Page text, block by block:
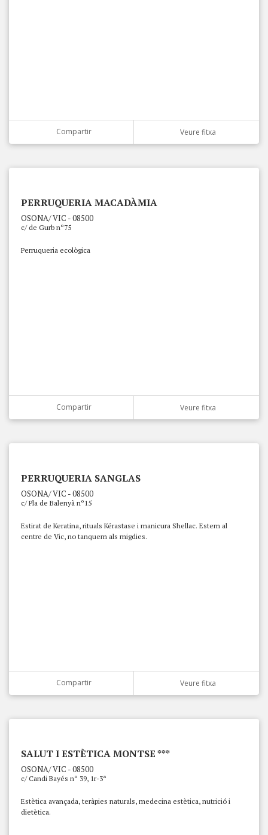
Compartir Veure fitxa
PERRUQUERIA MACADÀMIA
OSONA/ VIC - 08500
c/ de Gurb nº75
Perruqueria ecològica
Compartir Veure fitxa
PERRUQUERIA SANGLAS
OSONA/ VIC - 08500
c/ Pla de Balenyà nº15
Estirat de Keratina, rituals Kérastase i manicura Shellac. Estem al
centre de Vic, no tanquem als migdies.
Compartir Veure fitxa
SALUT I ESTÈTICA MONTSE ***
OSONA/ VIC - 08500
c/ Candi Bayés nº 39, 1r-3ª
Estètica avançada, teràpies naturals, medecina estètica, nutrició i
dietètica.